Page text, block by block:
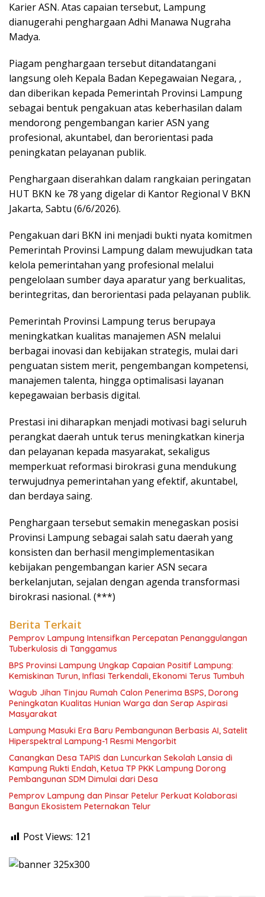
Karier ASN. Atas capaian tersebut, Lampung
dianugerahi penghargaan Adhi Manawa Nugraha
Madya.
Piagam penghargaan tersebut ditandatangani
langsung oleh Kepala Badan Kepegawaian Negara, ,
dan diberikan kepada Pemerintah Provinsi Lampung
sebagai bentuk pengakuan atas keberhasilan dalam
mendorong pengembangan karier ASN yang
profesional, akuntabel, dan berorientasi pada
peningkatan pelayanan publik.
Penghargaan diserahkan dalam rangkaian peringatan
HUT BKN ke 78 yang digelar di Kantor Regional V BKN
Jakarta, Sabtu (6/6/2026).
Pengakuan dari BKN ini menjadi bukti nyata komitmen
Pemerintah Provinsi Lampung dalam mewujudkan tata
kelola pemerintahan yang profesional melalui
pengelolaan sumber daya aparatur yang berkualitas,
berintegritas, dan berorientasi pada pelayanan publik.
Pemerintah Provinsi Lampung terus berupaya
meningkatkan kualitas manajemen ASN melalui
berbagai inovasi dan kebijakan strategis, mulai dari
penguatan sistem merit, pengembangan kompetensi,
manajemen talenta, hingga optimalisasi layanan
kepegawaian berbasis digital.
Prestasi ini diharapkan menjadi motivasi bagi seluruh
perangkat daerah untuk terus meningkatkan kinerja
dan pelayanan kepada masyarakat, sekaligus
memperkuat reformasi birokrasi guna mendukung
terwujudnya pemerintahan yang efektif, akuntabel,
dan berdaya saing.
Penghargaan tersebut semakin menegaskan posisi
Provinsi Lampung sebagai salah satu daerah yang
konsisten dan berhasil mengimplementasikan
kebijakan pengembangan karier ASN secara
berkelanjutan, sejalan dengan agenda transformasi
birokrasi nasional. (***)
Berita Terkait
Pemprov Lampung Intensifkan Percepatan Penanggulangan
Tuberkulosis di Tanggamus
BPS Provinsi Lampung Ungkap Capaian Positif Lampung:
Kemiskinan Turun, Inflasi Terkendali, Ekonomi Terus Tumbuh
Wagub Jihan Tinjau Rumah Calon Penerima BSPS, Dorong
Peningkatan Kualitas Hunian Warga dan Serap Aspirasi
Masyarakat
Lampung Masuki Era Baru Pembangunan Berbasis AI, Satelit
Hiperspektral Lampung-1 Resmi Mengorbit
Canangkan Desa TAPIS dan Luncurkan Sekolah Lansia di
Kampung Rukti Endah, Ketua TP PKK Lampung Dorong
Pembangunan SDM Dimulai dari Desa
Pemprov Lampung dan Pinsar Petelur Perkuat Kolaborasi
Bangun Ekosistem Peternakan Telur
Post Views: 121